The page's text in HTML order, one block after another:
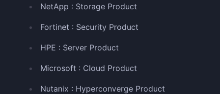
NetApp : Storage Product
Fortinet : Security Product
HPE : Server Product
Microsoft : Cloud Product
Nutanix : Hyperconverge Product